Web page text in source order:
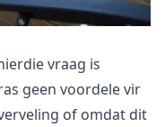
vraag is
geen voordele vir
of omdat dit